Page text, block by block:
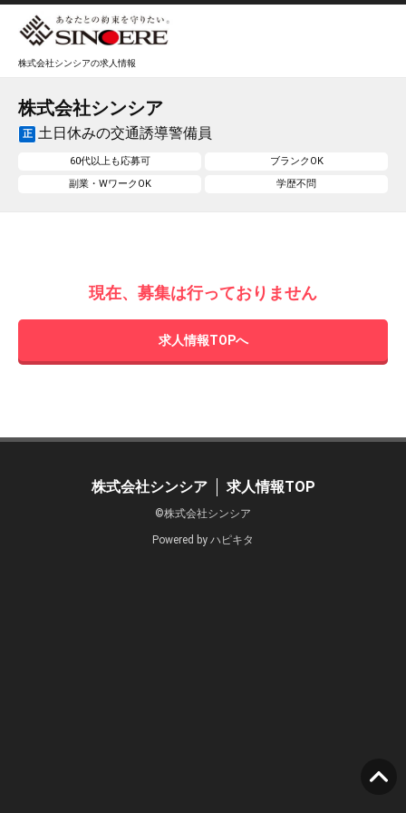
株式会社シンシアの求人情報
株式会社シンシア
正 土日休みの交通誘導警備員
60代以上も応募可
ブランクOK
副業・WワークOK
学歴不問
現在、募集は行っておりません
求人情報TOPへ
株式会社シンシア 求人情報TOP
©株式会社シンシア
Powered by ハピキタ